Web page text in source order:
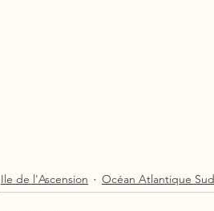
Ile de l'Ascension Océan Atlantique Sud